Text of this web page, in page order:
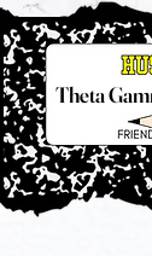
Theta